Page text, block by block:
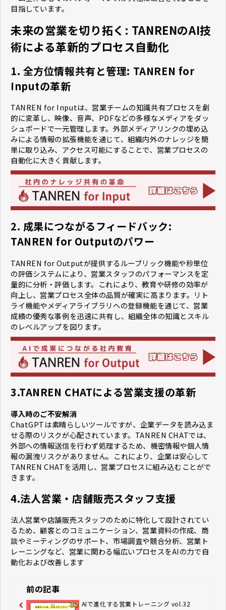
目指しています。
未来の営業を切り拓く: TANRENのAI技
術による革新的プロセス自動化
1. 全方位情報共有と管理: TANREN for
Inputの革新
TANREN for Inputは、営業チームの知識共有プロセスを劇
的に変革し、映像、音声、PDFなどの多様なメディアをダッ
シュボードで一元管理します。外部メディアリンクの埋め込
みによる情報の拡張機能を通じて、組織内外のナレッジを簡
単に取り込み、アクセス可能にすることで、営業プロセスの
自動化に大きく貢献します。
2. 成果につながるフィードバック:
TANREN for Outputのパワー
TANREN for Outputが提供するルーブリック機能や秒単位
の評価システムにより、営業スタッフのパフォーマンスを定
量的に分析・評価します。これにより、教育や研修の効率が
向上し、営業プロセス全体の品質が確実に高まります。リト
ライ機能やメディアライブラリへの登録機能を通じて、営業
成績の優秀な事例を迅速に共有し、組織全体の知識とスキル
のレベルアップを図ります。
3.TANREN CHATによる営業支援の革新
導入時のご不安解消
ChatGPTは素晴らしいツールですが、企業データを読み込ま
せる際のリスクが心配されています。TANREN CHATでは、
外部への情報送信を行わず処理するため、機密情報や個人情
報の漏洩リスクがありません。これにより、企業は安心して
TANREN CHATを活用し、営業プロセスに組み込むことがで
きます。
4.法人営業・店舗販売スタッフ支援
法人営業や店舗販売スタッフのために特化して設計されてい
るため、顧客とのコミュニケーション、営業資料の作成、商
談やミーティングのサポート、市場調査や競合分析、営業ト
レーニングなど、営業に関わる幅広いプロセスをAIの力で自
動化および改善します
前の記事
AIで進化する営業トレーニング vol.32